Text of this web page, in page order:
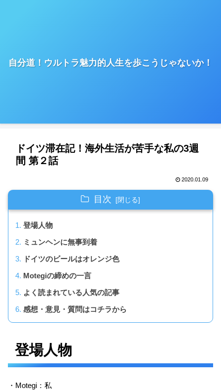
自分道！ウルトラ魅力的人生を歩こうじゃないか！
ドイツ滞在記！海外生活が苦手な私の3週
間 第２話
2020.01.09
目次
登場人物
ミュンヘンに無事到着
ドイツのビールはオレンジ色
Motegiの締めの一言
よく読まれている人気の記事
感想・意見・質問はコチラから
登場人物
・Motegi：私